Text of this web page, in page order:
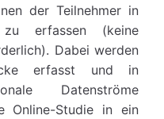
der Teilnehmer in
erfassen (keine
Dabei werden
erfasst und in
Datenströme
Online-Studie in ein